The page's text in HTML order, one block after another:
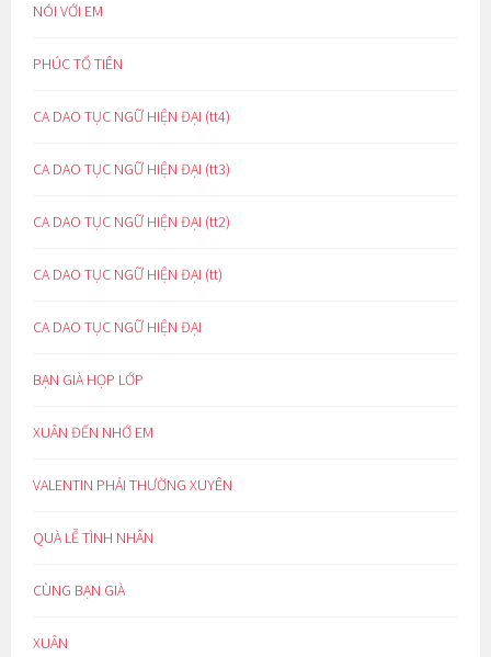
NÓI VỚI EM
PHÚC TỔ TIÊN
CA DAO TỤC NGỮ HIỆN ĐẠI (tt4)
CA DAO TỤC NGỮ HIỆN ĐẠI (tt3)
CA DAO TỤC NGỮ HIỆN ĐẠI (tt2)
CA DAO TỤC NGỮ HIỆN ĐẠI (tt)
CA DAO TỤC NGỮ HIỆN ĐẠI
BẠN GIÀ HỌP LỚP
XUÂN ĐẾN NHỚ EM
VALENTIN PHẢI THƯỜNG XUYÊN
QUÀ LỄ TÌNH NHÂN
CÙNG BẠN GIÀ
XUÂN